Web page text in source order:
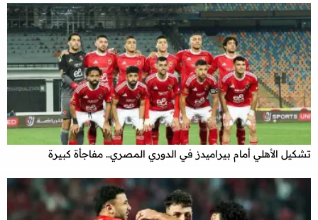
تشكيل الأهلي أمام بيراميدز في الدوري المصري.. مفاجأة كبيرة